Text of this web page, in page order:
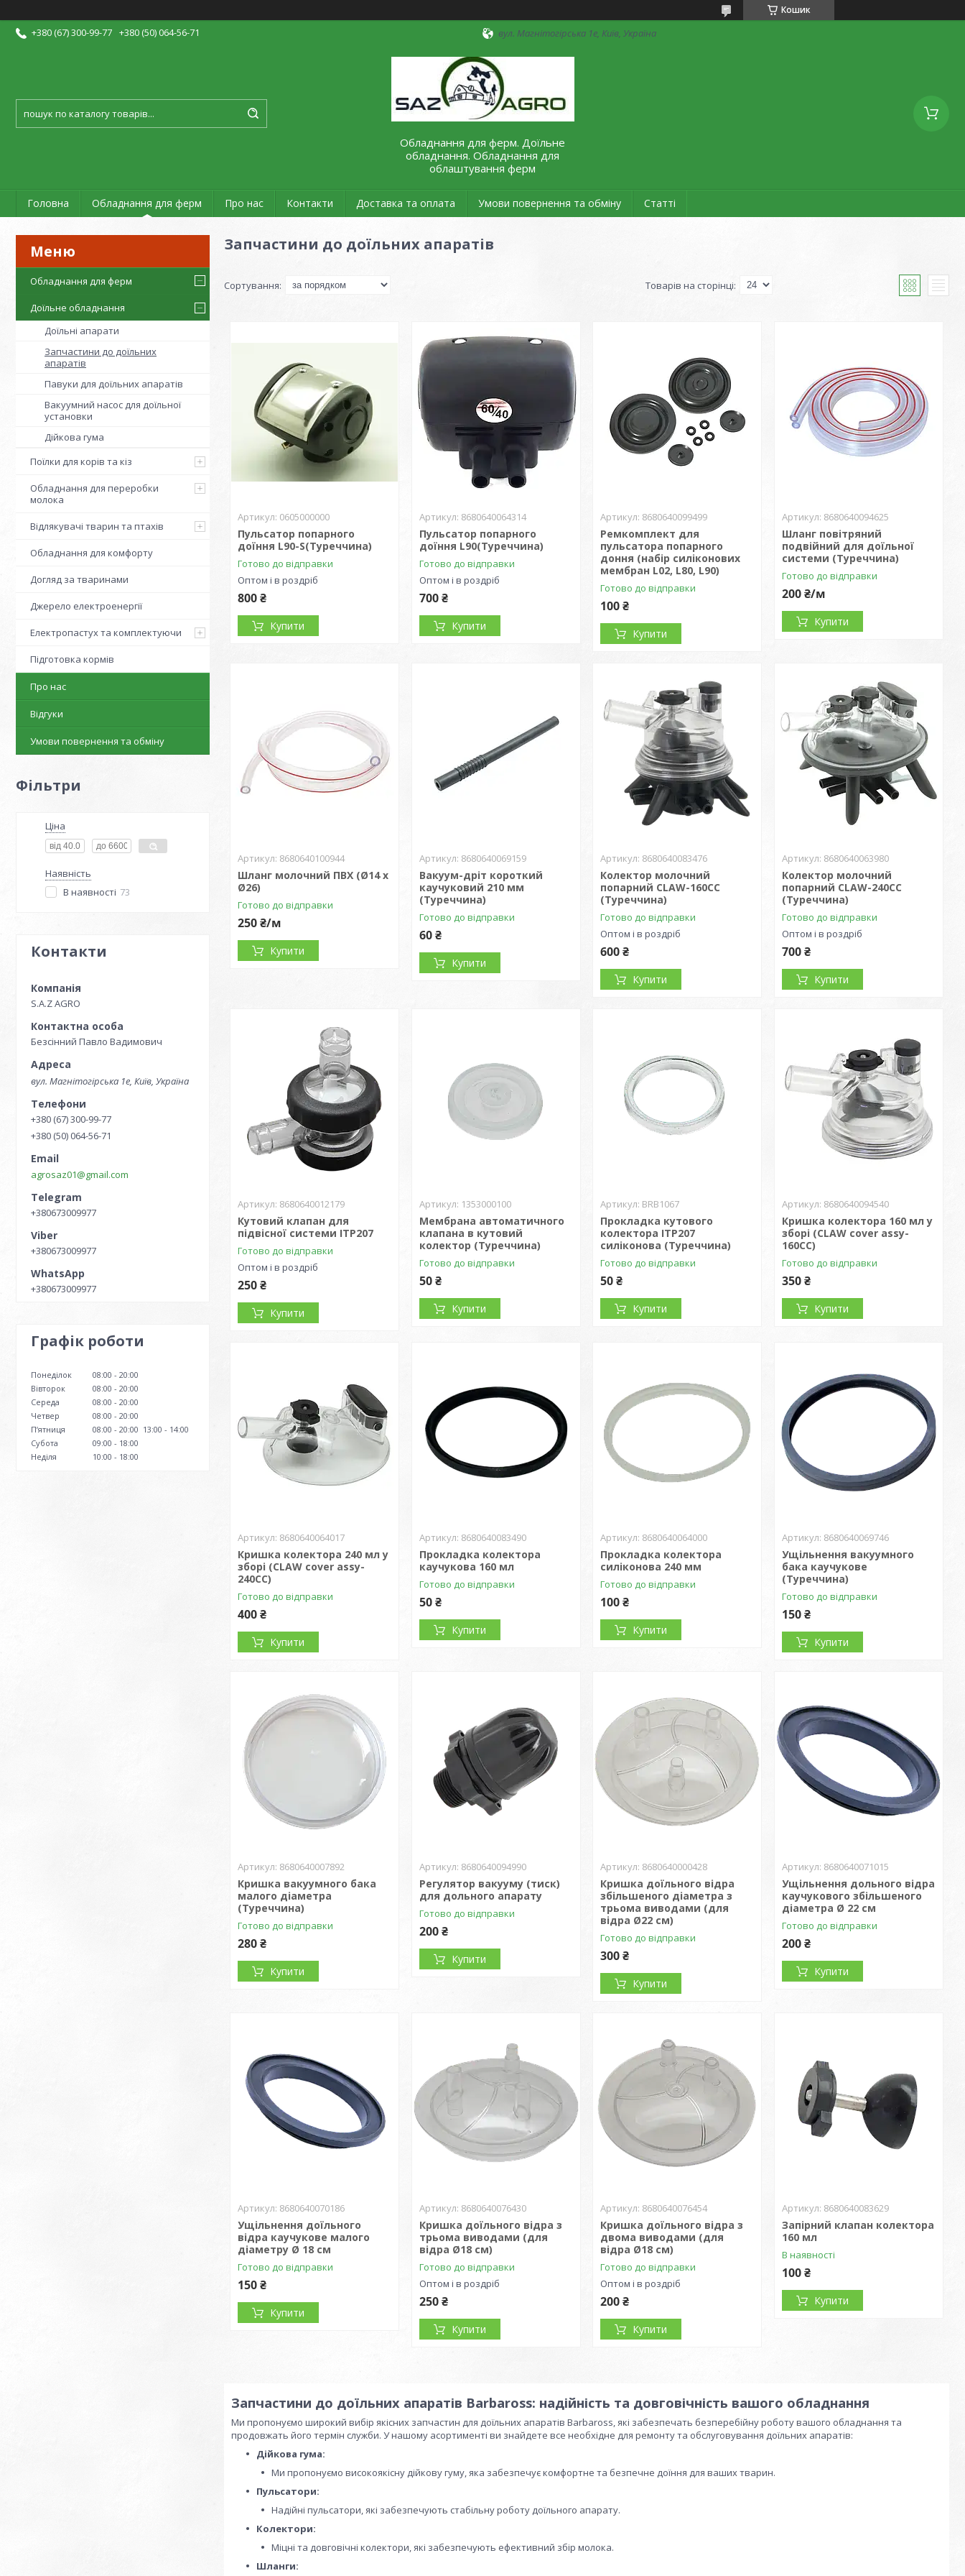
Кошик
+380 (67) 300-99-77 +380 (50) 064-56-71 вул. Магнітогірська 1е, Київ, Україна
Обладнання для ферм. Доїльне
обладнання. Обладнання для
облаштування ферм
Головна Обладнання для ферм Про нас Контакти Доставка та оплата Умови повернення та обміну Статті
Обладнання для ферм
Доїльне обладнання
Доїльні апарати
Запчастини до доїльних
апаратів
Павуки для доїльних апаратів
Вакуумний насос для доїльної
установки
Дійкова гума
Поїлки для корів та кіз
Обладнання для переробки
молока
Відлякувачі тварин та птахів
Обладнання для комфорту
Догляд за тваринами
Джерело електроенергії
Електропастух та комплектуючи
Підготовка кормів
Про нас
Відгуки
Умови повернення та обміну
Фільтри
Ціна
Наявність
В наявності 73
Контакти
S.A.Z AGRO
Безсінний Павло Вадимович
вул. Магнітогірська 1е, Київ, Україна
+380 (67) 300-99-77
+380 (50) 064-56-71
agrosaz01@gmail.com
+380673009977
+380673009977
+380673009977
Графік роботи
Понеділок 08:00
20:00
Вівторок
08:00
20:00
Середа
08:00
20:00
Четвер
08:00
20:00
Пʼятниця
08:00 20:00 13:00
14:00
Субота
09:00
18:00
Неділя
10:00 18:00
Запчастини до доїльних апаратів
0605000000
Пульсатор попарного
доїння L90-S(Туреччина)
Готово до відправки
Оптом і в роздріб
800 ₴
Купити
8680640064314
Пульсатор попарного
доїння L90(Туреччина)
Готово до відправки
Оптом і в роздріб
700 ₴
Купити
8680640099499
Ремкомплект для
пульсатора попарного
доння (набір силіконових
мембран L02, L80, L90)
Готово до відправки
100 ₴
Купити
8680640094625
Шланг повітряний
подвійний для доїльної
системи (Туреччина)
Готово до відправки
200 ₴/м
Купити
8680640100944
Шланг молочний ПВХ (Ø14 x
Ø26)
Готово до відправки
250 ₴/м
Купити
8680640069159
Вакуум-дріт короткий
каучуковий 210 мм
(Туреччина)
Готово до відправки
60 ₴
Купити
8680640083476
Колектор молочний
попарний CLAW-160CC
(Туреччина)
Готово до відправки
Оптом і в роздріб
600 ₴
Купити
8680640063980
Колектор молочний
попарний CLAW-240CC
(Туреччина)
Готово до відправки
Оптом і в роздріб
700 ₴
Купити
8680640012179
Кутовий клапан для
підвісної системи ITP207
Готово до відправки
Оптом і в роздріб
250 ₴
Купити
1353000100
Мембрана автоматичного
клапана в кутовий
колектор (Туреччина)
Готово до відправки
50 ₴
Купити
BRB1067
Прокладка кутового
колектора ITP207
силіконова (Туреччина)
Готово до відправки
50 ₴
Купити
8680640094540
Кришка колектора 160 мл у
зборі (CLAW cover assy-
160CC)
Готово до відправки
350 ₴
Купити
8680640064017
Кришка колектора 240 мл у
зборі (CLAW cover assy-
240CC)
Готово до відправки
400 ₴
Купити
8680640083490
Прокладка колектора
каучукова 160 мл
Готово до відправки
50 ₴
Купити
8680640064000
Прокладка колектора
силіконова 240 мм
Готово до відправки
100 ₴
Купити
8680640069746
Ущільнення вакуумного
бака каучукове
(Туреччина)
Готово до відправки
150 ₴
Купити
8680640007892
Кришка вакуумного бака
малого діаметра
(Туреччина)
Готово до відправки
280 ₴
Купити
8680640094990
Регулятор вакууму (тиск)
для дольного апарату
Готово до відправки
200 ₴
Купити
8680640000428
Кришка доїльного відра
збільшеного діаметра з
трьома виводами (для
відра Ø22 см)
Готово до відправки
300 ₴
Купити
8680640071015
Ущільнення дольного відра
каучукового збільшеного
діаметра Ø 22 см
Готово до відправки
200 ₴
Купити
8680640070186
Ущільнення доїльного
відра каучукове малого
діаметру Ø 18 см
Готово до відправки
150 ₴
Купити
8680640076430
Кришка доїльного відра з
трьома виводами (для
відра Ø18 см)
Готово до відправки
Оптом і в роздріб
250 ₴
Купити
8680640076454
Кришка доїльного відра з
двома виводами (для
відра Ø18 см)
Готово до відправки
Оптом і в роздріб
200 ₴
Купити
8680640083629
Запірний клапан колектора
160 мл
В наявності
100 ₴
Купити
Запчастини до доїльних апаратів Barbaross: надійність та довговічність вашого обладнання
Ми пропонуємо широкий вибір якісних запчастин для доїльних апаратів Barbaross, які забезпечать безперебійну роботу вашого обладнання та
продовжать його термін служби. У нашому асортименті ви знайдете все необхідне для ремонту та обслуговування доїльних апаратів:
Дійкова гума:
Ми пропонуємо високоякісну дійкову гуму, яка забезпечує комфортне та безпечне доїння для ваших тварин.
Пульсатори:
Надійні пульсатори, які забезпечують стабільну роботу доїльного апарату.
Колектори:
Міцні та довговічні колектори, які забезпечують ефективний збір молока.
Шланги: